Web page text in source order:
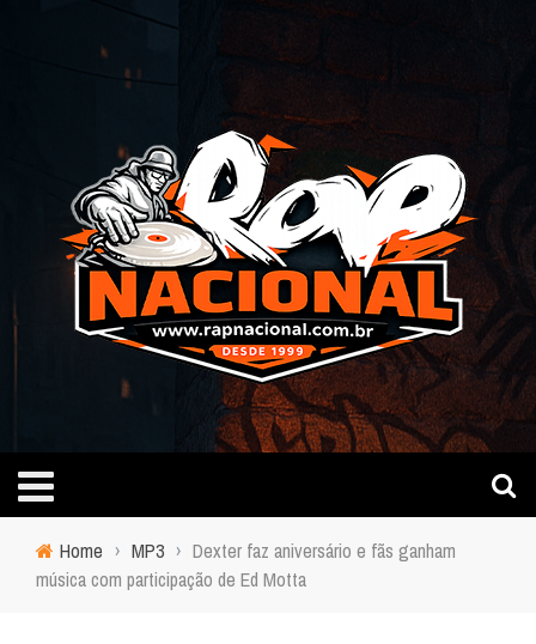
Home › MP3 › Dexter faz aniversário e fãs ganham
música com participação de Ed Motta